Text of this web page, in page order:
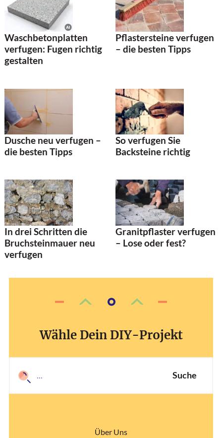
Waschbetonplatten
verfugen: Fugen richtig
gestalten
Pflastersteine verfugen
– die besten Tipps
Dusche neu verfugen –
die besten Tipps
So verfugen Sie
Backsteine richtig
In drei Schritten die
Bruchsteinmauer neu
verfugen
Granitpflaster verfugen
– Lose oder fest?
Wähle Dein DIY-Projekt
Suche
Über Uns